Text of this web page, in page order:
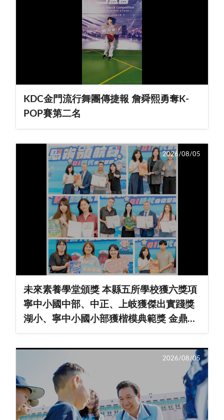
KDC金門流行舞團傳捷報 詹舜熙勇奪K-
POP賽第二名
未來素養學堂頒獎 本縣五所學校獲六獎項
寧中小國中部、中正、上岐獲傑出實踐獎
湖小、寧中小國小部獲楷模典範獎 金鼎獲
2026/08/05
2026/08/05